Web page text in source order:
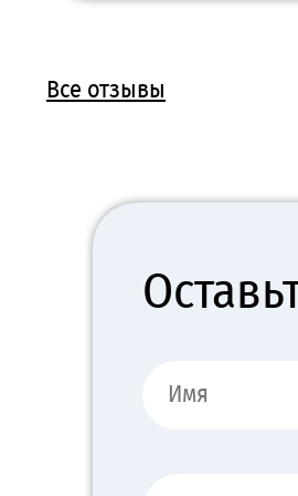
Все отзывы